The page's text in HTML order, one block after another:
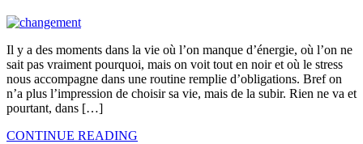
Il y a des moments dans la vie où l’on manque d’énergie, où l’on ne
sait pas vraiment pourquoi, mais on voit tout en noir et où le stress
nous accompagne dans une routine remplie d’obligations. Bref on
n’a plus l’impression de choisir sa vie, mais de la subir. Rien ne va et
pourtant, dans […]
CONTINUE READING